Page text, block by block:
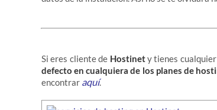
Si eres cliente de Hostinety tienes
defecto en cualquiera de los planes de
encontrar aquí.